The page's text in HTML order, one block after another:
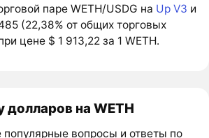
паре WETH/USDG на Up V3 и
(22,38% от общих торговых
цене $ 1 913,22 за 1 WETH.
долларов на WETH
вопросы и ответы по